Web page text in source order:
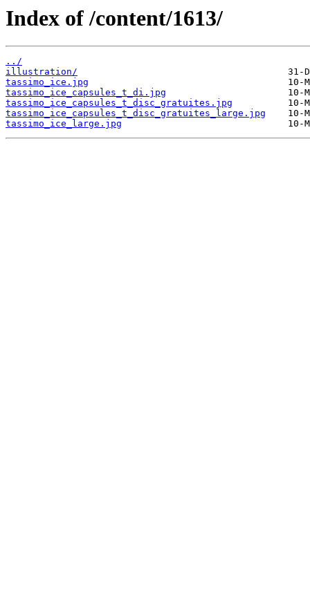
Index of /content/1613/
../
illustration/
tassimo_ice.jpg
tassimo_ice_capsules_t_di.jpg
tassimo_ice_capsules_t_disc_gratuites.jpg
tassimo_ice_capsules_t_disc_gratuites_large.jpg
tassimo_ice_large.jpg